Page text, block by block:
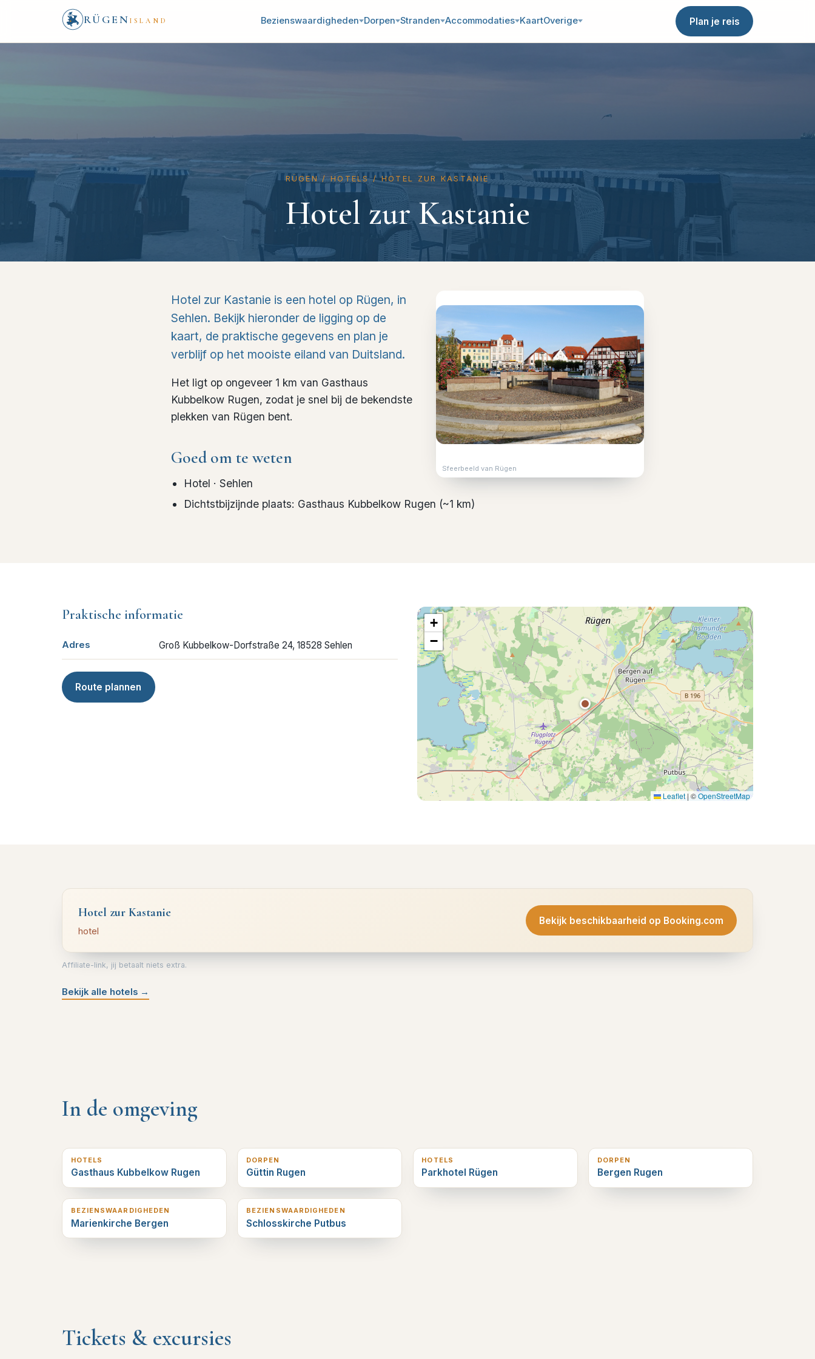
RÜGEN ISLAND Bezienswaardigheden Dorpen Stranden Accommodaties KaartOverige Plan je reis
RÜGEN / HOTELS/ HOTEL ZUR KASTANIE
Hotel zur Kastanie
Sfeerbeeld van Rügen
Hotel zur Kastanie is een hotel op Rügen, in
Sehlen. Bekijk hieronder de ligging op de
kaart, de praktische gegevens en plan je
verblijf op het mooiste eiland van Duitsland.
Het ligt op ongeveer 1 km van Gasthaus
Kubbelkow Rugen, zodat je snel bij de bekendste
plekken van Rügen bent.
Goed om te weten
Hotel · Sehlen
Dichtstbijzijnde plaats: Gasthaus Kubbelkow Rugen (~1 km)
Praktische informatie
Adres Groß Kubbelkow-Dorfstraße 24, 18528 Sehlen
Route plannen
+
−
Leaflet | ©OpenStreetMap
Hotel zur Kastanie
hotel
Bekijk beschikbaarheid op Booking.com
Affiliate-link, jij betaalt niets extra.
Bekijk alle hotels →
In de omgeving
HOTELS
Gasthaus Kubbelkow Rugen
DORPEN
Güttin Rugen
HOTELS
Parkhotel Rügen
DORPEN
Bergen Rugen
4 km verderop
BEZIENSWAARDIGHEDEN
Marienkirche Bergen
8 km verderop
BEZIENSWAARDIGHEDEN
Schlosskirche Putbus
Tickets & excursies